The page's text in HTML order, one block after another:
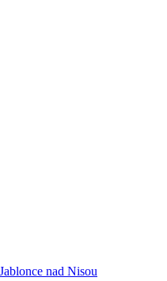
barva
nad Nisou